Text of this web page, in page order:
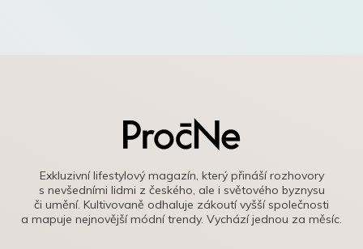
Exkluzivní lifestylový magazín, který přináší rozhovory
s nevšedními lidmi z českého, ale i světového byznysu
či umění. Kultivovaně odhaluje zákoutí vyšší společnosti
a mapuje nejnovější módní trendy. Vychází jednou za měsíc.